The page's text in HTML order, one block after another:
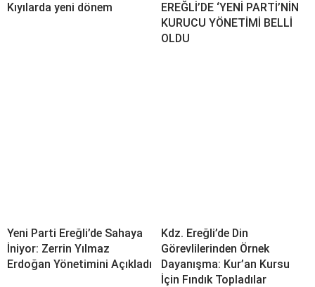
Kıyılarda yeni dönem
EREĞLİ’DE ‘YENİ PARTİ’NİN
KURUCU YÖNETİMİ BELLİ
OLDU
Yeni Parti Ereğli’de Sahaya
İniyor: Zerrin Yılmaz
Erdoğan Yönetimini Açıkladı
Kdz. Ereğli’de Din
Görevlilerinden Örnek
Dayanışma: Kur’an Kursu
İçin Fındık Topladılar